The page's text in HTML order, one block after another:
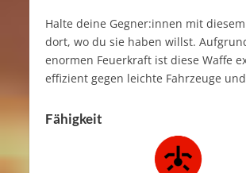
Halte deine Gegner:innen mit
dort, wo du sie haben willst.
enormen Feuerkraft ist diese Waffe
effizient gegen leichte Fahrzeuge
Fähigkeit